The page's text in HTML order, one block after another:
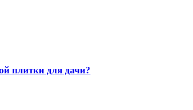
плитки для дачи?